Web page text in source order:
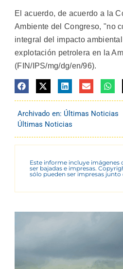
El acuerdo, de acuerdo a la
Ambiente del Congreso, "no
integral del impacto
explotación petrolera en la
(FIN/IPS/mg/dg/en/96).
Archivado en: Últimas Noticias
Últimas Noticias
Este informe incluye imágenes
ser bajadas e impresas.
sólo pueden ser impresas